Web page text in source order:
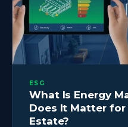
ESG
What Is Energy
Does It Matter for
Estate?